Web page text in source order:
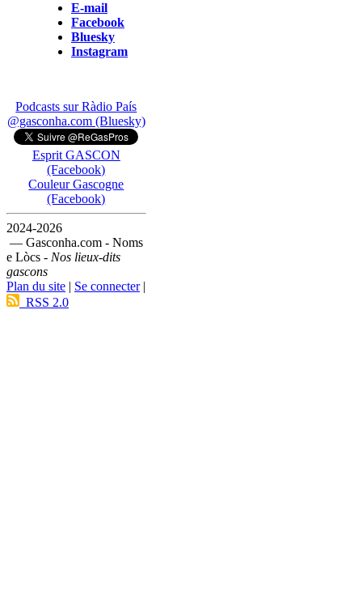
E-mail
Facebook
Bluesky
Instagram
Podcasts sur Ràdio País
@gasconha.com (Bluesky)
Esprit GASCON
(Facebook)
Couleur Gascogne
(Facebook)
2024-2026
— Gasconha.com - Noms
e Lòcs - Nos lieux-dits
gascons
Plan du site | Se connecter|
RSS 2.0